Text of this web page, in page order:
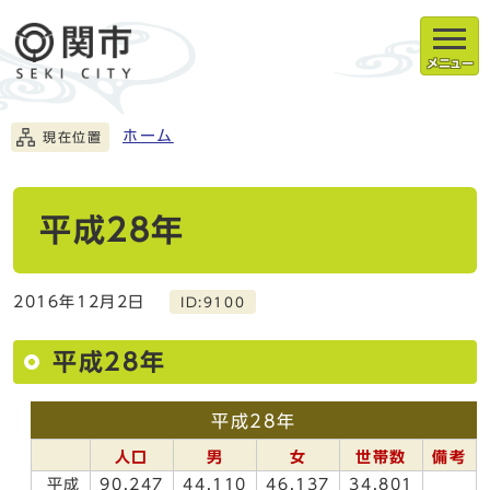
メニュー
現在位置 ホーム
平成28年
2016年12月2日 ID:9100
平成28年
平成28年
人口 男 女 世帯数
備考
平成
90,247 44,110 46,137 34,801